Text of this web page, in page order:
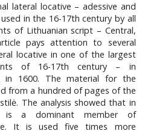
lateral locative – adessive and
in the 16-17th century by all
of Lithuanian script – Central,
pays attention to several
locative in one of the largest
of 16-17th century – in
in 1600. The material for the
from a hundred of pages of the
The analysis showed that in
is a dominant member of
It is used five times more